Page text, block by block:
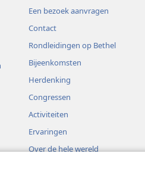
Een bezoek aanvragen
Contact
Rondleidingen op Bethel
Bijeenkomsten
Herdenking
Congressen
Activiteiten
Ervaringen
Over de hele wereld